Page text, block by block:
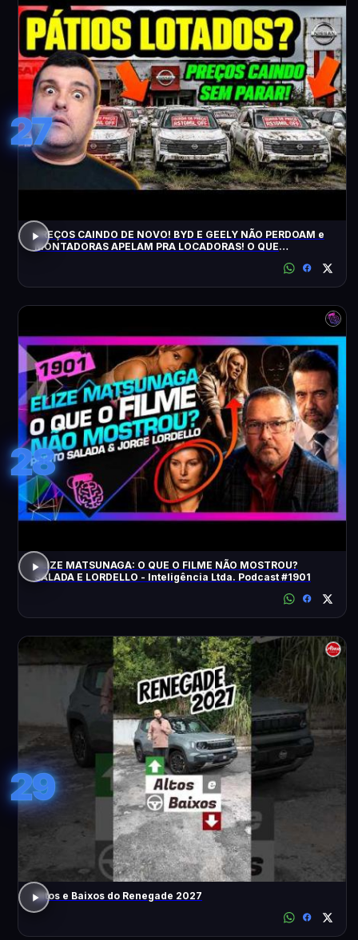
27
PREÇOS CAINDO DE NOVO! BYD E GEELY NÃO PERDOAM e
MONTADORAS APELAM PRA LOCADORAS! O QUE
28
ELIZE MATSUNAGA: O QUE O FILME NÃO MOSTROU?
SALADA E LORDELLO - Inteligência Ltda. Podcast #1901
29
Altos e Baixos do Renegade 2027